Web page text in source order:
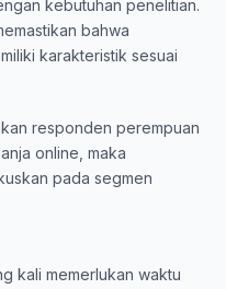
kebutuhan penelitian.
bahwa
karakteristik sesuai
responden perempuan
online, maka
pada segmen
kali memerlukan waktu